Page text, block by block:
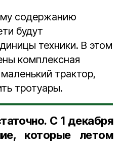
содержанию
будут
техники. В этом
комплексная
трактор,
тротуары.
С 1 декабря
которые летом